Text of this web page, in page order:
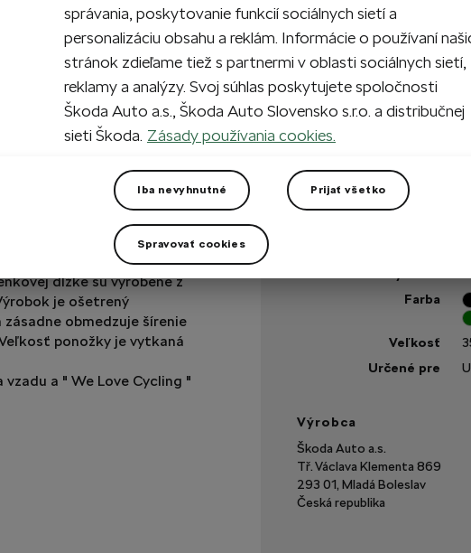
dĺžke sú vyrobené z
je ošetrený
obmedzuje šírenie
ponožky je vytkaná
a " We Love Cycling "
1
Máte otázku?
Farba
Veľkosť
Určené pre
Výrobca
Škoda Auto a.s.
Tř. Václava Klementa 869
293 01, Mladá Boleslav
Česká republika
správania, poskytovanie funkcií sociálnych sietí a
personalizáciu obsahu a reklám. Informácie o používaní
stránok zdieľame tiež s partnermi v oblasti sociálnych sietí,
reklamy a analýzy. Svoj súhlas poskytujete spoločnosti
Škoda Auto a.s., Škoda Auto Slovensko s.r.o. a distribučnej
sieti Škoda. Zásady používania cookies.
Iba nevyhnutné Prijať všetko
Spravovať cookies